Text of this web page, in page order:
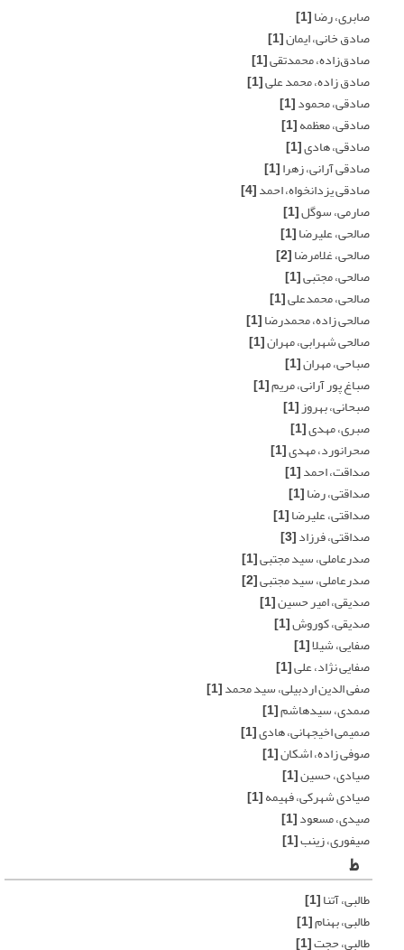
صابری، رضا[1]
صادق خانی، ایمان[1]
صادق‌زاده، محمدتقی[1]
صادق زاده، محمد علی[1]
صادقی، محمود[1]
صادقی، معظمه[1]
صادقی، هادی[1]
صادقی آرانی، زهرا[1]
صادقی یزدانخواه، احمد[4]
صارمی، سوگل[1]
صالحی، علیرضا[1]
صالحی، غلامرضا[2]
صالحی، مجتبی[1]
صالحی، محمدعلی[1]
صالحی زاده، محمدرضا[1]
صالحی شهرابی، مهران[1]
صباحی، مهران[1]
صباغ پور آرانی، مریم[1]
صبحانی، بهروز[1]
صبری، مهدی[1]
صحرانورد، مهدی[1]
صداقت، احمد[1]
صداقتی، رضا[1]
صداقتی، علیرضا[1]
صداقتی، فرزاد[3]
صدرعاملی، سید مجتبی[1]
صدرعاملی، سید مجتبی[2]
صدیقی، امیر حسین[1]
صدیقی، کوروش[1]
صفایی، شیلا[1]
صفایی نژاد، علی[1]
صفی الدین اردبیلی، سید محمد[1]
صمدی، سیدهاشم[1]
صمیمی اخیجهانی، هادی[1]
صوفی زاده، اشکان[1]
صیادی، حسین[1]
صیادی شهرکی، فهیمه[1]
صیدی، مسعود[1]
صیفوری، زینب[1]
ط
طالبی، آتنا[1]
طالبی، بهنام[1]
طالبی، حجت[1]